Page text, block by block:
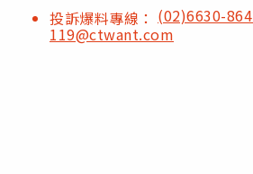
投訴爆料專線： (02)6630-
119@ctwant.com